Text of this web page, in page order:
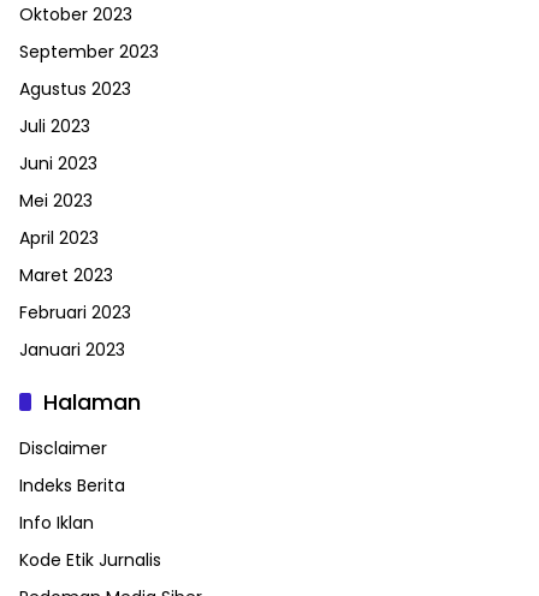
Oktober 2023
September 2023
Agustus 2023
Juli 2023
Juni 2023
Mei 2023
April 2023
Maret 2023
Februari 2023
Januari 2023
Halaman
Disclaimer
Indeks Berita
Info Iklan
Kode Etik Jurnalis